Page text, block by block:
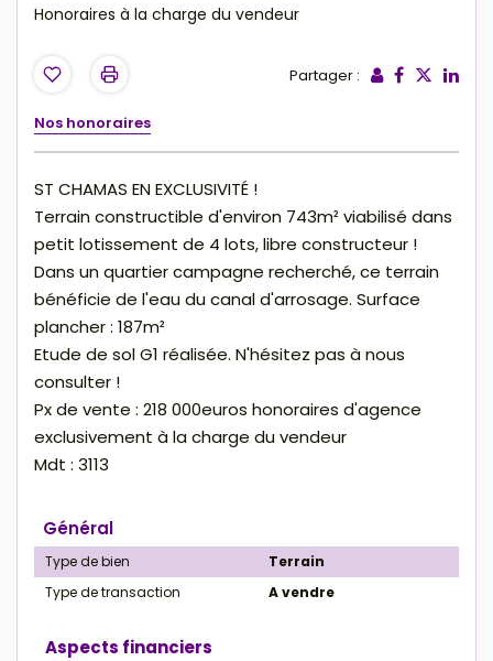
Honoraires à la charge du vendeur
Partager :
Nos honoraires
ST CHAMAS EN EXCLUSIVITÉ !
Terrain constructible d'environ 743m² viabilisé dans
petit lotissement de 4 lots, libre constructeur !
Dans un quartier campagne recherché, ce terrain
bénéficie de l'eau du canal d'arrosage. Surface
plancher : 187m²
Etude de sol G1 réalisée. N'hésitez pas à nous
consulter !
Px de vente : 218 000euros honoraires d'agence
exclusivement à la charge du vendeur
Mdt : 3113
Général
Type de bien
Terrain
Type de transaction
A vendre
Aspects financiers